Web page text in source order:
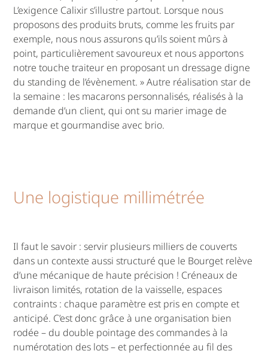
L’exigence Calixir s’illustre partout. Lorsque nous
proposons des produits bruts, comme les fruits par
exemple, nous nous assurons qu’ils soient mûrs à
point, particulièrement savoureux et nous apportons
notre touche traiteur en proposant un dressage digne
du standing de l’évènement. » Autre réalisation star de
la semaine : les macarons personnalisés, réalisés à la
demande d’un client, qui ont su marier image de
marque et gourmandise avec brio.
Une logistique millimétrée
Il faut le savoir : servir plusieurs milliers de couverts
dans un contexte aussi structuré que le Bourget relève
d’une mécanique de haute précision ! Créneaux de
livraison limités, rotation de la vaisselle, espaces
contraints : chaque paramètre est pris en compte et
anticipé. C’est donc grâce à une organisation bien
rodée – du double pointage des commandes à la
numérotation des lots – et perfectionnée au fil des